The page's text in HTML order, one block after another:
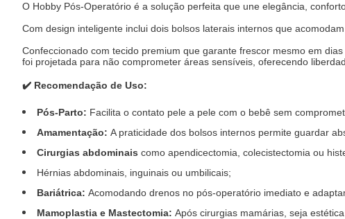
O Hobby Pós-Operatório é a solução perfeita que une elegância,
Com design inteligente inclui dois bolsos laterais internos que
Confeccionado com tecido premium que garante frescor mesmo em
foi projetada para não comprometer áreas sensíveis, oferecendo
✔️ Recomendação de Uso:
Pós-Parto: Facilita o contato pele a pele com o bebê sem
Amamentação: A praticidade dos bolsos internos permite guardar
Cirurgias abdominais como apendicectomia, colecistectomia ou
Hérnias abdominais, inguinais ou umbilicais;
Bariátrica: Acomodando drenos no pós-operatório imediato e
Mamoplastia e Mastectomia: Após cirurgias mamárias, seja